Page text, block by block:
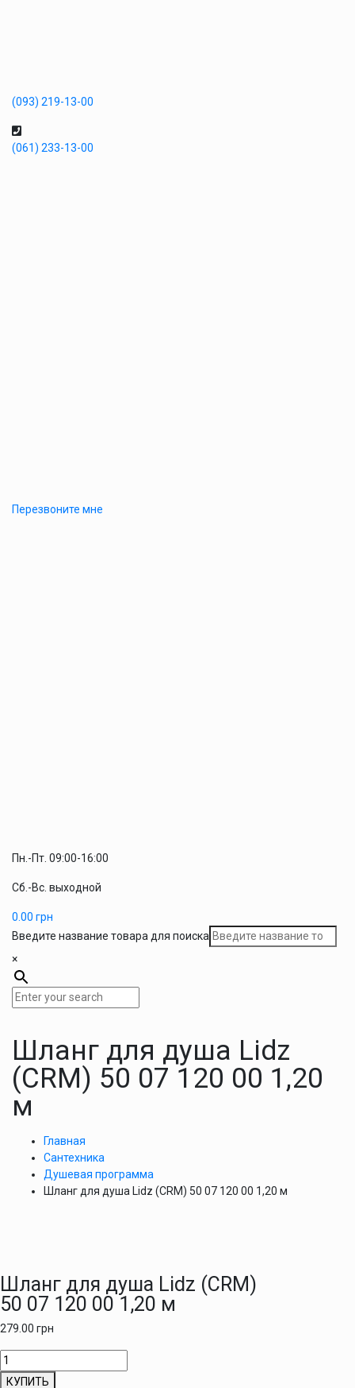
(093) 219-13-00
(061) 233-13-00
Перезвоните мне
Пн.-Пт. 09:00-16:00
Сб.-Вс. выходной
0.00 грн
Введите название товара для поиска
×
Шланг для душа Lidz
(CRM) 50 07 120 00 1,20
м
Главная
Сантехника
Душевая программа
Шланг для душа Lidz (CRM) 50 07 120 00 1,20 м
Шланг для душа Lidz (CRM)
50 07 120 00 1,20 м
279.00 грн
Количество
товара
КУПИТЬ